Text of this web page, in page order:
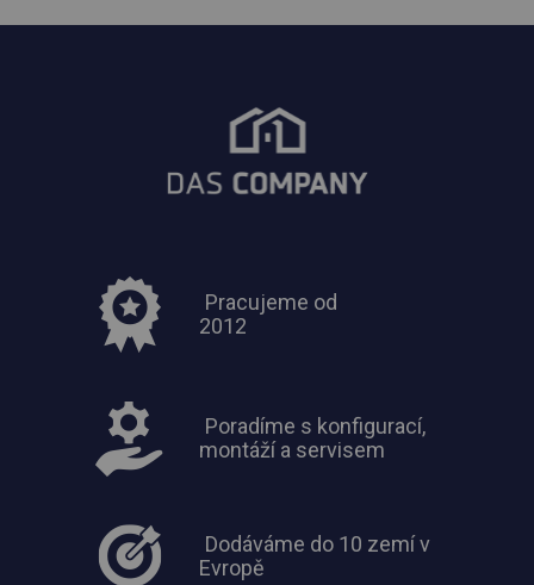
Pracujeme od
2012
Poradíme s konfigurací,
montáží a servisem
Dodáváme do 10 zemí v
Evropě